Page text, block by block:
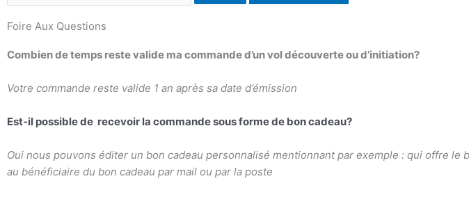
Foire Aux Questions
Combien de temps reste valide ma commande d’un vol découverte ou d’initiation?
Votre commande reste valide 1 an après sa date d’émission
Est-il possible de recevoir la commande sous forme de bon cadeau?
Oui nous pouvons éditer un bon cadeau personnalisé mentionnant par exemple : qui offre le
au bénéficiaire du bon cadeau par mail ou par la poste